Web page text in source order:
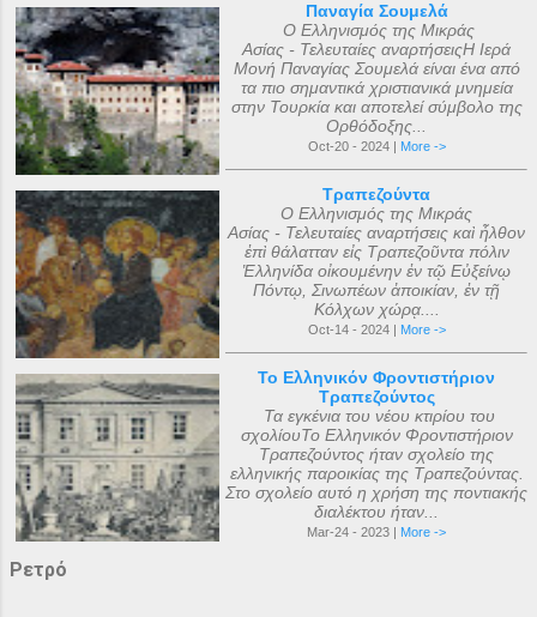
Παναγία Σουμελά
Ο Ελληνισμός της Μικράς
Ασίας - Τελευταίες αναρτήσειςΗ Ιερά
Μονή Παναγίας Σουμελά είναι ένα από
τα πιο σημαντικά χριστιανικά μνημεία
στην Τουρκία και αποτελεί σύμβολο της
Ορθόδοξης...
Oct-20 - 2024 | More ->
Τραπεζούντα
Ο Ελληνισμός της Μικράς
Ασίας - Τελευταίες αναρτήσεις καὶ ἦλθον
ἐπὶ θάλατταν εἰς Τραπεζοῦντα πόλιν
Ἑλληνίδα οἰκουμένην ἐν τῷ Εὐξείνῳ
Πόντῳ, Σινωπέων ἀποικίαν, ἐν τῇ
Κόλχων χώρᾳ....
Oct-14 - 2024 | More ->
Το Ελληνικόν Φροντιστήριον
Τραπεζούντος
Τα εγκένια του νέου κτιρίου του
σχολίουΤο Ελληνικόν Φροντιστήριον
Τραπεζούντος ήταν σχολείο της
ελληνικής παροικίας της Τραπεζούντας.
Στο σχολείο αυτό η χρήση της ποντιακής
διαλέκτου ήταν...
Mar-24 - 2023 | More ->
Ρετρό